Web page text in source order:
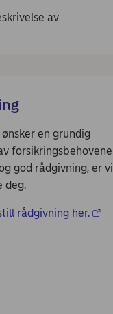
av
en grundig
forsikringsbehovene
god rådgivning, er vi
deg.
rådgivning her.